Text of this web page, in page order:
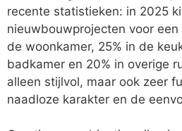
recente statistieken: in 2025
nieuwbouwprojecten voor
de woonkamer, 25% in de
badkamer en 20% in overige
alleen stijlvol, maar ook zeer
naadloze karakter en de